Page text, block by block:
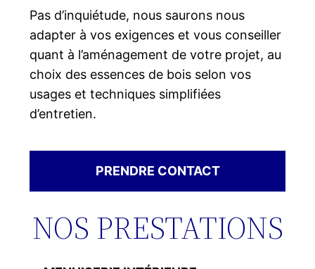
Pas d’inquiétude, nous saurons nous
adapter à vos exigences et vous conseiller
quant à l’aménagement de votre projet, au
choix des essences de bois selon vos
usages et techniques simplifiées
d’entretien.
PRENDRE CONTACT
NOS PRESTATIONS